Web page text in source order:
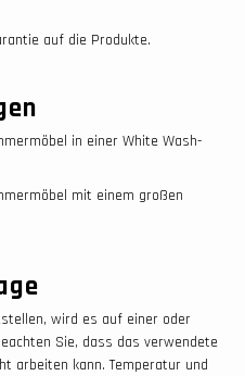
auf die Produkte.
in einer White Wash-
mit einem großen
wird es auf einer oder
Sie, dass das verwendete
arbeiten kann. Temperatur und